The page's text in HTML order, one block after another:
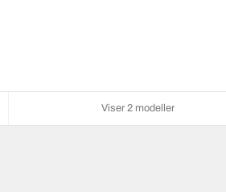
Viser 2 modeller